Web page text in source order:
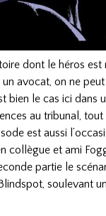
dont le héros est
avocat, on ne
bien le cas ici dans
au tribunal,
est aussi
collègue et ami
partie le
soulevant